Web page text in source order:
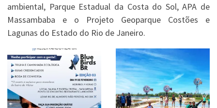
ambiental, Parque Estadual da Costa do Sol, APA de
Massambaba e o Projeto Geoparque Costões e
Lagunas do Estado do Rio de Janeiro.